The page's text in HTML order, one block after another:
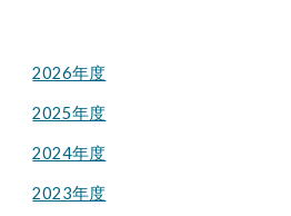
2026年度
2025年度
2024年度
2023年度